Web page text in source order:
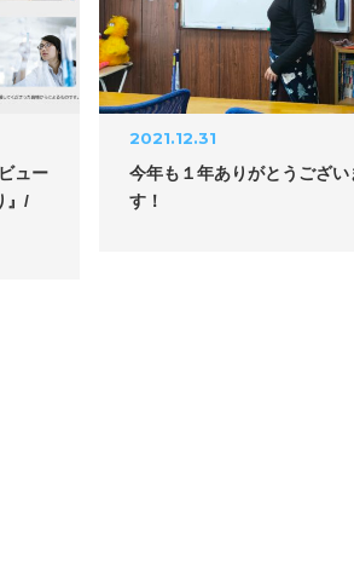
ュー
』/
2021.12.31
今年も１年ありがとうござい
す！